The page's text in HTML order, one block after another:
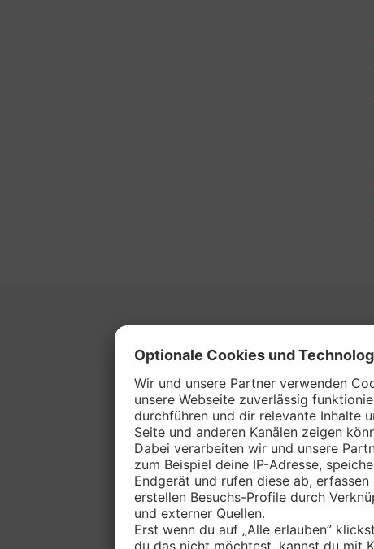
öffnen/schließen